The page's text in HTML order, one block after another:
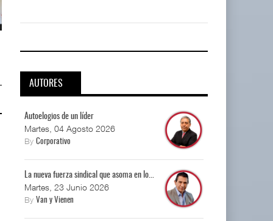
enfrenta rezagos ...
enfrenta rezagos ...
AUTORES
Autoelogios de un líder
Martes, 04 Agosto 2026
By Corporativo
La nueva fuerza sindical que asoma en lo...
Martes, 23 Junio 2026
By Van y Vienen